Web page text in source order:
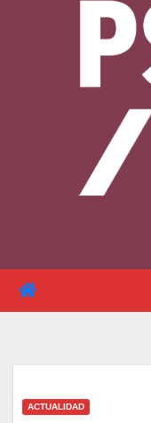
ACTUALIDAD